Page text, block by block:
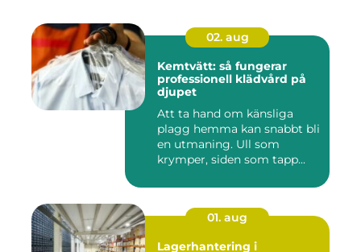
02. aug
Kemtvätt: så fungerar
professionell klädvård på
djupet
Att ta hand om känsliga
plagg hemma kan snabbt bli
en utmaning. Ull som
krymper, siden som tapp...
01. aug
Lagerhantering i